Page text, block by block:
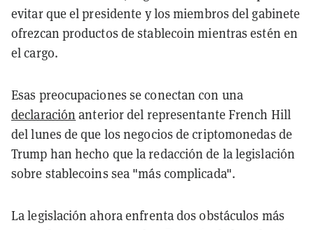
evitar que el presidente y los miembros del gabinete
ofrezcan productos de stablecoin mientras estén en
el cargo.
Esas preocupaciones se conectan con una
declaración anterior del representante French Hill
del lunes de que los negocios de criptomonedas de
Trump han hecho que la redacción de la legislación
sobre stablecoins sea "más complicada".
La legislación ahora enfrenta dos obstáculos más